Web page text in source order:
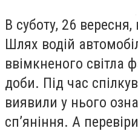
В суботу, 26
Шлях водій
ввімкненого світла
доби. Під час
виявили у нього
сп’яніння. А